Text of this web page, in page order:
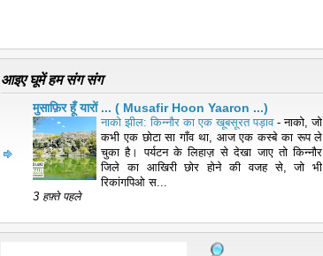
आइए घूमें हम संग संग
मुसाफ़िर हूँ यारों ... ( Musafir Hoon Yaaron ...)
नाको झील: किन्नौर का एक खूबसूरत पड़ाव-नाको, जो
कभी एक छोटा सा गाँव था, आज एक कस्बे का रूप ले
चुका है। पर्यटन के लिहाज़ से देखा जाए तो किन्नौर
जिले का आखिरी छोर होने की वजह से, जो भी
रिकांगपिओ स...
3 हफ़्ते पहले